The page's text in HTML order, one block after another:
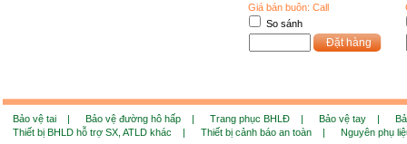
Giá bán buôn: Call
So sánh
Đặt hàng
Bảo vệ tai | Bảo vệ đường hô hấp | Trang phục BHLĐ | Bảo vệ tay |
Thiết bị BHLD hỗ trợ SX, ATLD khác |
Thiết bị cảnh báo an toàn | Nguyên phụ